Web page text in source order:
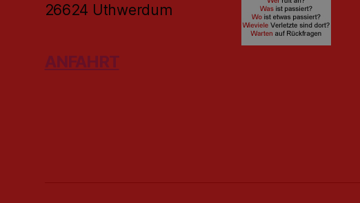
26624 Uthwerdum
ANFAHRT